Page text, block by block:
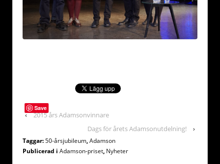
Save
‹ 2015 års Adamsonvinnare
Dags för årets Adamsonutdelning!
›
Taggar:50-årsjubileum,Adamson
Publicerad i Adamson-priset, Nyheter